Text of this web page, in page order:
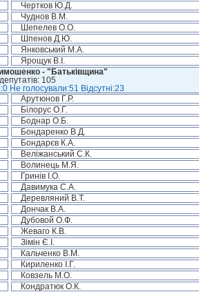
Чертков Ю.Д.
Чуднов В.М.
Шепелев О.О.
Шпенов Д.Ю.
Янковський М.А.
Ярощук В.І.
- "Батьківщина"
депутатів: 105
Не голосували:51 Відсутні:23
Арутюнов Г.Р.
Білорус О.Г.
Боднар О.Б.
Бондаренко В.Д.
Бондарєв К.А.
Веліжанський С.К.
Волинець М.Я.
Гринів І.О.
Давимука С.А.
Деревляний В.Т.
Дончак В.А.
Дубовой О.Ф.
Жеваго К.В.
Зімін Є.І.
Кальченко В.М.
Кириленко І.Г.
Ковзель М.О.
Кондратюк О.К.